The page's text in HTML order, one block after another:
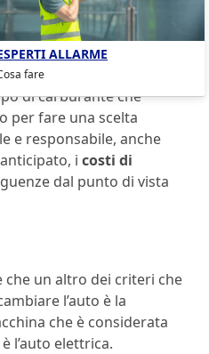
dal tipo di carburante.
, adiesel,GPL,full hybrid
di carburante che
per fare una scelta
e responsabile, anche
i costi di
dal punto di vista
un altro dei criteri che
l’auto è la
che è considerata
l’auto elettrica.
ALLARME
fare